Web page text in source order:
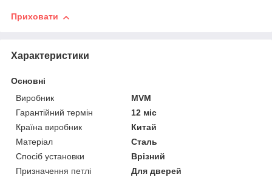
Приховати
Характеристики
Основні
Виробник
MVM
Гарантійний термін
12 міс
Країна виробник
Китай
Матеріал
Сталь
Спосіб установки
Врізний
Призначення петлі
Для дверей